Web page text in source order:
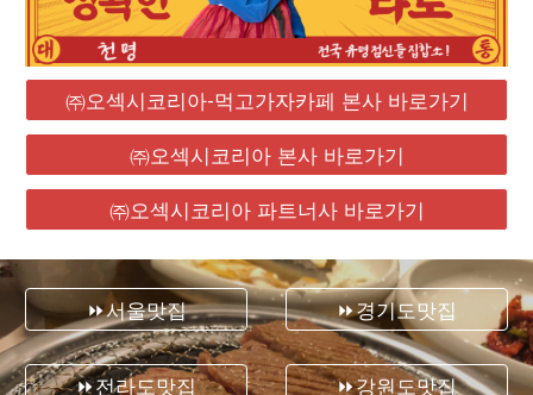
㈜오섹시코리아-먹고가자카페 본사 바로가기
㈜오섹시코리아 본사 바로가기
㈜오섹시코리아 파트너사 바로가기
⏩서울맛집
⏩전라도맛집
⏩경기도맛집
⏩강원도맛집